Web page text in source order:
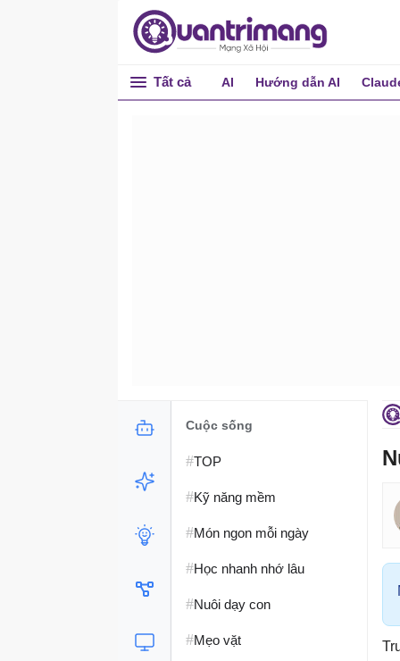
Tất cả AI Hướng dẫn AI
Cuộc sống
#TOP
#Kỹ năng mềm
#Món ngon mỗi ngày
#Học nhanh nhớ lâu
#Nuôi dạy con
#Mẹo vặt